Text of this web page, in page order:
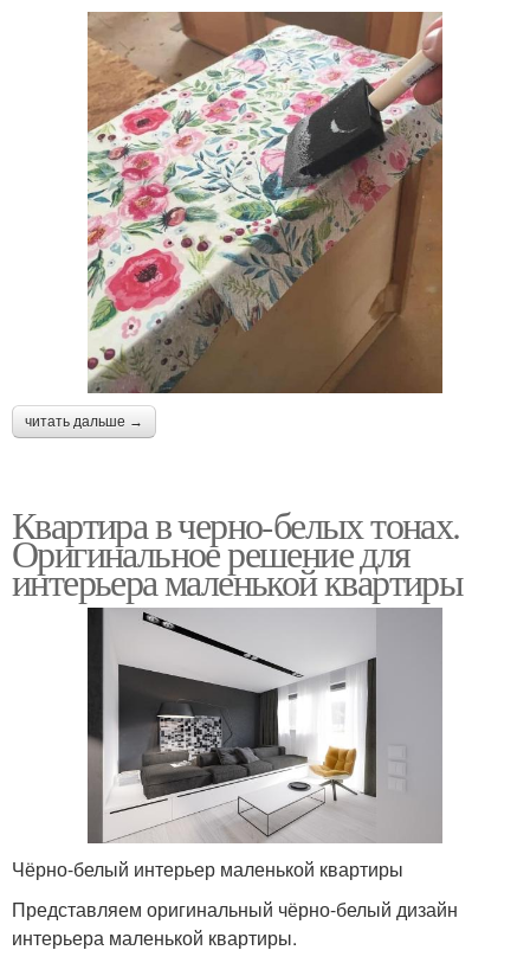
читать дальше →
Квартира в черно-белых тонах.
Оригинальное решение для
интерьера маленькой квартиры
Чёрно-белый интерьер маленькой квартиры
Представляем оригинальный чёрно-белый дизайн
интерьера маленькой квартиры.